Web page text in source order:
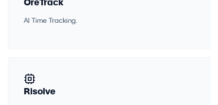
OreTrack
AI Time Tracking.
Risolve